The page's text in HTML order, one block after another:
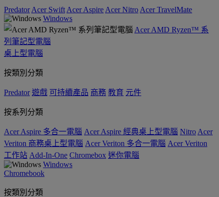
Predator Acer Swift Acer Aspire Acer Nitro Acer TravelMate
Windows
Acer AMD Ryzen™ 系
列筆記型電腦
桌上型電腦
按類別分類
Predator 遊戲 可持續產品 商務 教育 元件
按系列分類
Acer Aspire 多合一電腦 Acer Aspire 經典桌上型電腦 Nitro Acer
Veriton 商務桌上型電腦 Acer Veriton 多合一電腦 Acer Veriton
工作站 Add-In-One Chromebox 迷你電腦
Windows
Chromebook
按類別分類